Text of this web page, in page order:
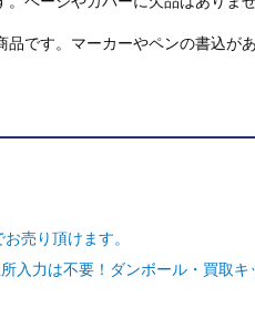
です。マーカーやペンの書込が
売り頂けます。
入力は不要！ダンボール・買取キ